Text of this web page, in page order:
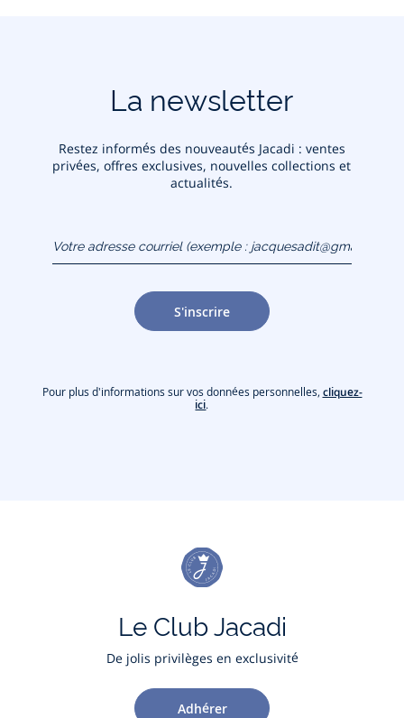
La newsletter
Restez informés des nouveautés Jacadi : ventes
privées, offres exclusives, nouvelles collections et
actualités.
(exemple :
jacquesadit@gmail.com)
S'inscrire
Pour plus d'informations sur vos données personnelles, cliquez-
ici.
Le Club Jacadi
De jolis privilèges en exclusivité
Adhérer